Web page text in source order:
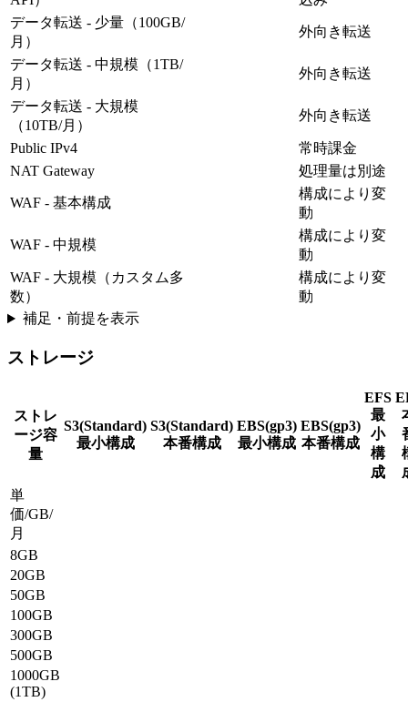
データ転送 - 少量（100GB/
月）
外向き転送
データ転送 - 中規模（1TB/
月）
外向き転送
データ転送 - 大規模
（10TB/月）
外向き転送
Public IPv4
常時課金
NAT Gateway
処理量は別途
WAF - 基本構成
構成により変
動
WAF - 中規模
構成により変
動
WAF - 大規模（カスタム多
数）
構成により変
動
補足・前提を表示
ストレージ
ストレ
ージ容
量
S3(Standard)
最小構成
S3(Standard)
本番構成
EBS(gp3)
最小構成
EBS(gp3)
本番構成
EFS
最
小
構
成
単
価/GB/
月
8GB
20GB
50GB
100GB
300GB
500GB
1000GB
(1TB)